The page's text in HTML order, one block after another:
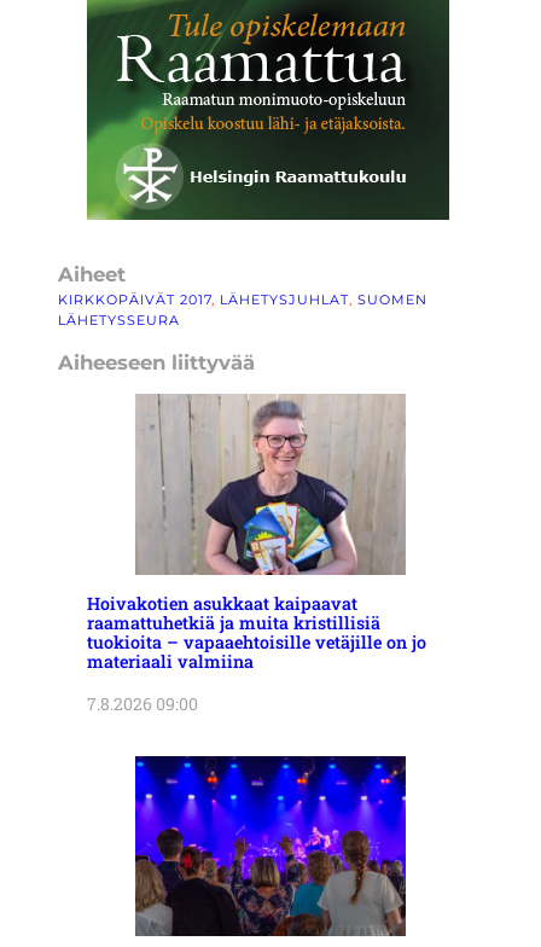
Aiheet
KIRKKOPÄIVÄT 2017, LÄHETYSJUHLAT, SUOMEN
LÄHETYSSEURA
Aiheeseen liittyvää
Hoivakotien asukkaat kaipaavat
raamattuhetkiä ja muita kristillisiä
tuokioita – vapaaehtoisille vetäjille on jo
materiaali valmiina
7.8.2026 09:00